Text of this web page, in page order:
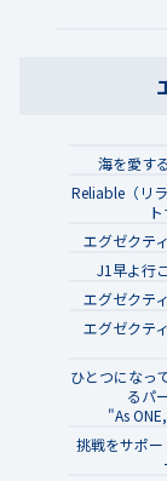
海を愛す
Reliable（リ
エグゼクテ
J1早よ行
エグゼクテ
エグゼクテ
ひとつになっ
るパ
"As
挑戦をサポ